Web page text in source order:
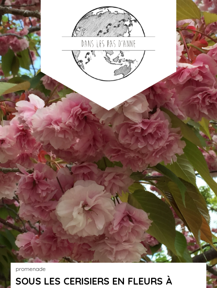
promenade
SOUS LES CERISIERS EN FLEURS À